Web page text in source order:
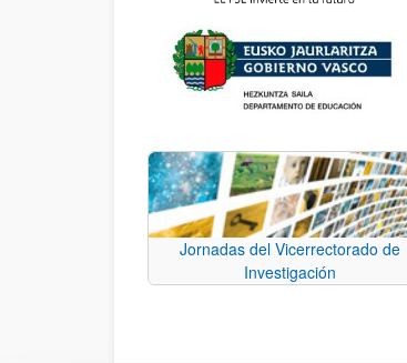
Jornadas del Vicerrectorado de
Investigación